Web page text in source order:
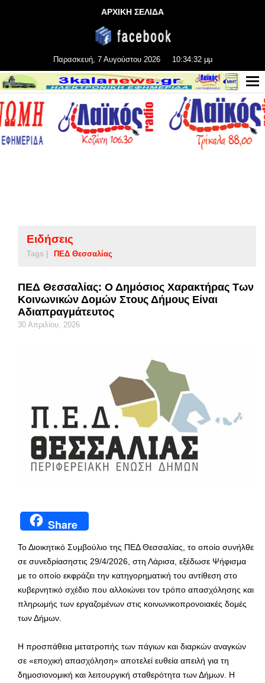
ΑΡΧΙΚΗ ΣΕΛΙΔΑ
Παρασκευή, 7 Αυγούστου 2026 10:34:32 μμ
Ειδήσεις
Tags | ΠΕΔ Θεσσαλίας
ΠΕΔ Θεσσαλίας: Ο Δημόσιος Χαρακτήρας Των
Κοινωνικών Δομών Στους Δήμους Είναι
Αδιαπραγμάτευτος
30 Απριλίου, 2026
Share
Το Διοικητικό Συμβούλιο της ΠΕΔ Θεσσαλίας, το οποίο συνήλθε
σε συνεδρίασηστις 29/4/2026, στη Λάρισα, εξέδωσε Ψήφισμα
με το οποίο εκφράζει την κατηγορηματική του αντίθεση στο
κυβερνητικό σχέδιο που αλλοιώνει τον τρόπο απασχόλησης και
πληρωμής των εργαζομένων στις κοινωνικοπρονοιακές δομές
των Δήμων.
Η προσπάθεια μετατροπής των πάγιων και διαρκών αναγκών
σε «εποχική απασχόληση» αποτελεί ευθεία απειλή για τη
δημοσιονομική και λειτουργική σταθερότητα των Δήμων. Η